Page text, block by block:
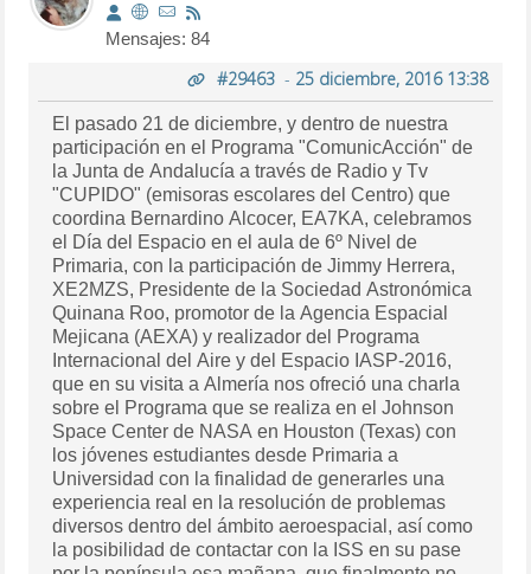
Mensajes: 84
#29463- 25 diciembre, 2016 13:38
El pasado 21 de diciembre, y dentro de nuestra
participación en el Programa "ComunicAcción" de
la Junta de Andalucía a través de Radio y Tv
"CUPIDO" (emisoras escolares del Centro) que
coordina Bernardino Alcocer, EA7KA, celebramos
el Día del Espacio en el aula de 6º Nivel de
Primaria, con la participación de Jimmy Herrera,
XE2MZS, Presidente de la Sociedad Astronómica
Quinana Roo, promotor de la Agencia Espacial
Mejicana (AEXA) y realizador del Programa
Internacional del Aire y del Espacio IASP-2016,
que en su visita a Almería nos ofreció una charla
sobre el Programa que se realiza en el Johnson
Space Center de NASA en Houston (Texas) con
los jóvenes estudiantes desde Primaria a
Universidad con la finalidad de generarles una
experiencia real en la resolución de problemas
diversos dentro del ámbito aeroespacial, así como
la posibilidad de contactar con la ISS en su pase